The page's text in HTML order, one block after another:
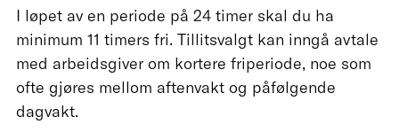
I løpet av en periode på 24 timer skal du ha
minimum 11 timers fri. Tillitsvalgt kan inngå avtale
med arbeidsgiver om kortere friperiode, noe som
ofte gjøres mellom aftenvakt og påfølgende
dagvakt.